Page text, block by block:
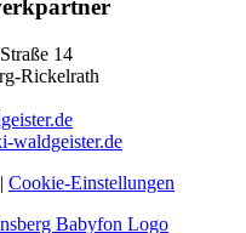
14
Rickelrath
waldgeister.de
| Cookie-Einstellungen